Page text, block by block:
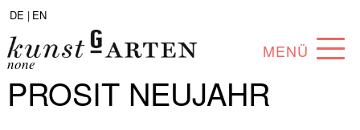
DE | EN
MENÜ
PROGRAMM
none
PROSIT NEUJAHR